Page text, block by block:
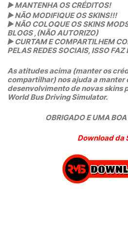
▶️MANTENHA OS CRÉDITOS!
▶️NÃO MODIFIQUE OS SKINS!!!
▶️NÃO COLOQUE OS SKINS
BLOGS ,(NÃO AUTORIZO)
▶️CURTAM E COMPARTILHEM
PELAS REDES SOCIAIS, ISSO FAZ
As atitudes acima (manter os
compartilhar) nos ajuda a manter
desenvolvimento de novas skins
World Bus Driving Simulator.
OBRIGADO E UMA
Download da